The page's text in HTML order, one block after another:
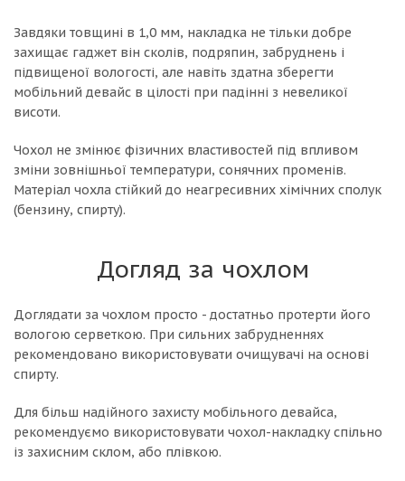
Завдяки товщині в 1,0 мм, накладка не тільки добре
захищає гаджет він сколів, подряпин, забруднень і
підвищеної вологості, але навіть здатна зберегти
мобільний девайс в цілості при падінні з невеликої
висоти.
Чохол не змінює фізичних властивостей під впливом
зміни зовнішньої температури, сонячних променів.
Матеріал чохла стійкий до неагресивних хімічних сполук
(бензину, спирту).
Догляд за чохлом
Доглядати за чохлом просто - достатньо протерти його
вологою серветкою. При сильних забрудненнях
рекомендовано використовувати очищувачі на основі
спирту.
Для більш надійного захисту мобільного девайса,
рекомендуємо використовувати чохол-накладку спільно
із захисним склом, або плівкою.